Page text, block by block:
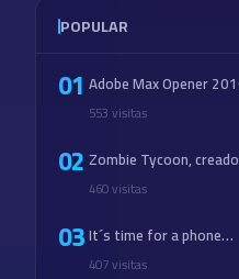
POPULAR
01 Adobe Max Opener
553 visitas
02Zombie Tycoon,
460 visitas
03It´s time for a phone…
407 visitas